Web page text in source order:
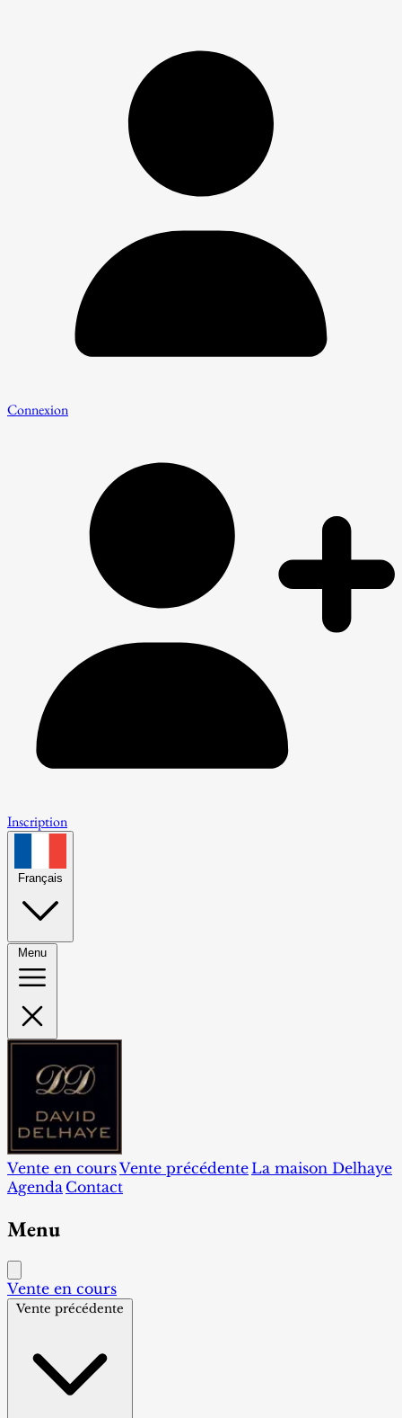
Connexion
Inscription
Français
Menu
Vente en coursVente précédente La maison Delhaye
Agenda Contact
Menu
Vente en cours
Vente précédente